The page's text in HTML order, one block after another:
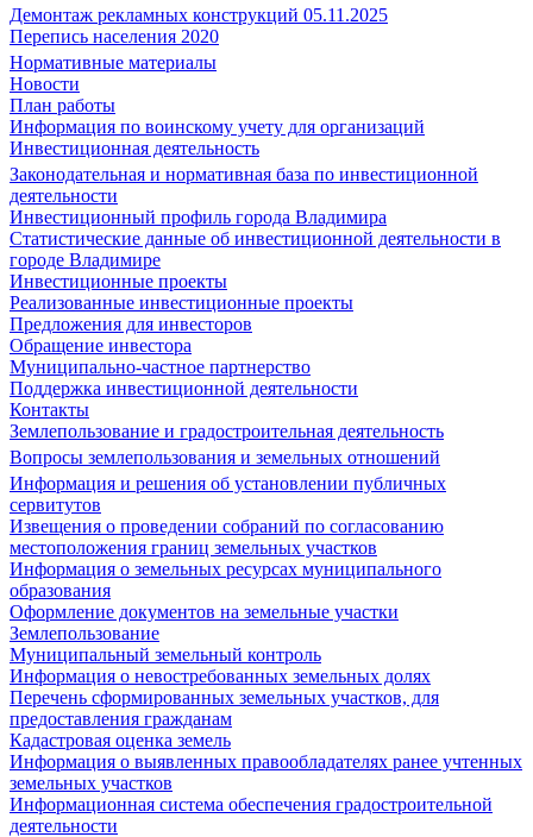
Демонтаж рекламных конструкций 05.11.2025
Перепись населения 2020
Нормативные материалы
Новости
План работы
Информация по воинскому учету для организаций
Инвестиционная деятельность
Законодательная и нормативная база по инвестиционной
деятельности
Инвестиционный профиль города Владимира
Статистические данные об инвестиционной деятельности в
городе Владимире
Инвестиционные проекты
Реализованные инвестиционные проекты
Предложения для инвесторов
Обращение инвестора
Муниципально-частное партнерство
Поддержка инвестиционной деятельности
Контакты
Землепользование и градостроительная деятельность
Вопросы землепользования и земельных отношений
Информация и решения об установлении публичных
сервитутов
Извещения о проведении собраний по согласованию
местоположения границ земельных участков
Информация о земельных ресурсах муниципального
образования
Оформление документов на земельные участки
Землепользование
Муниципальный земельный контроль
Информация о невостребованных земельных долях
Перечень сформированных земельных участков, для
предоставления гражданам
Кадастровая оценка земель
Информация о выявленных правообладателях ранее учтенных
земельных участков
Информационная система обеспечения градостроительной
деятельности